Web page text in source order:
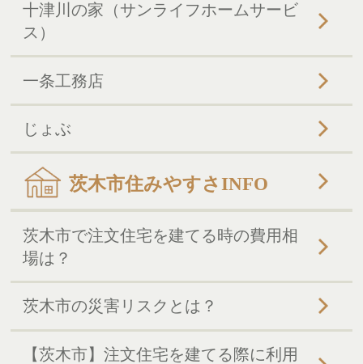
十津川の家（サンライフホームサービ
ス）
一条工務店
じょぶ
茨木市住みやすさINFO
茨木市で注文住宅を建てる時の費用相
場は？
茨木市の災害リスクとは？
【茨木市】注文住宅を建てる際に利用